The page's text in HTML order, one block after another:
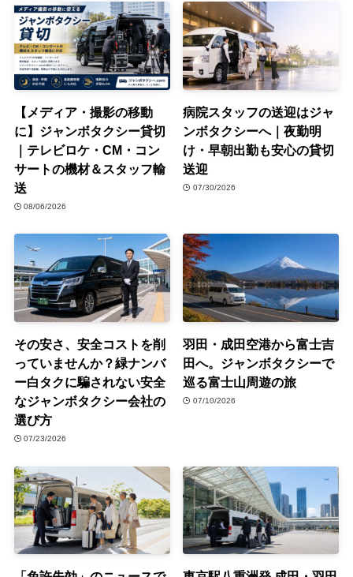
【メディア・撮影の移動
に】ジャンボタクシー貸切
｜テレビロケ・CM・コン
サートの機材＆スタッフ輸
送
08/06/2026
病院スタッフの送迎はジャ
ンボタクシーへ｜夜勤明
け・早朝出勤も安心の貸切
送迎
07/30/2026
その安さ、安全コストを削
っていませんか？緑ナンバ
ー白タクに騙されない安全
なジャンボタクシー会社の
選び方
07/23/2026
羽田・成田空港から富士吉
田へ。ジャンボタクシーで
巡る富士山周遊の旅
07/10/2026